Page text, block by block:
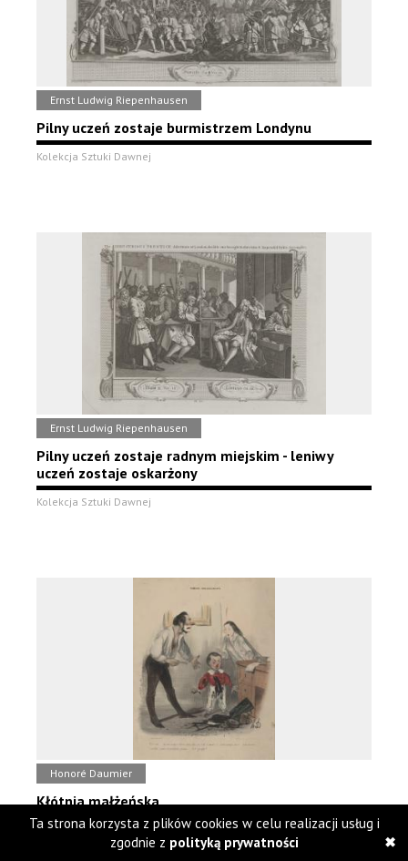
Ernst Ludwig Riepenhausen
Pilny uczeń zostaje burmistrzem Londynu
Kolekcja Sztuki Dawnej
Ernst Ludwig Riepenhausen
Pilny uczeń zostaje radnym miejskim - leniwy
uczeń zostaje oskarżony
Kolekcja Sztuki Dawnej
Honoré Daumier
Kłótnia małżeńska
Kolekcja Sztuki Dawnej
Ta strona korzysta z plików cookies w celu realizacji usług i
zgodnie z polityką prywatności